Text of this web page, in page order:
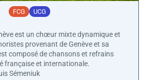
FCG UCG
est un chœur mixte dynamique et
provenant de Genève et sa
composé de chansons et refrains
française et internationale.
Sémeniuk